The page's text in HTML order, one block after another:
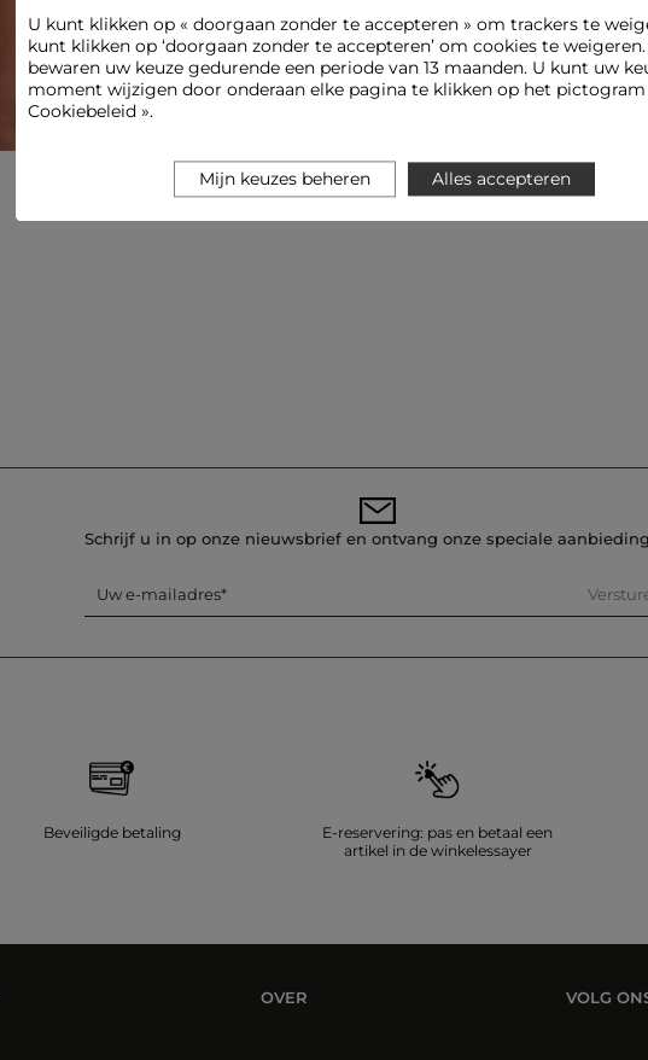
Schrijf u in op onze nieuwsbrief en ontvang onze speciale
Uw e-mailadres
Beveiligde betaling
E-reservering: pas en betaal een
artikel in de winkelessayer
OVER VOLG
U kunt klikken op « doorgaan zonder te accepteren » om trackers te
kunt klikken op ‘doorgaan zonder te accepteren’ om cookies te
bewaren uw keuze gedurende een periode van 13 maanden. U kunt uw
moment wijzigen door onderaan elke pagina te klikken op het pictogram
Cookiebeleid ».
Mijn keuzes beheren Alles accepteren